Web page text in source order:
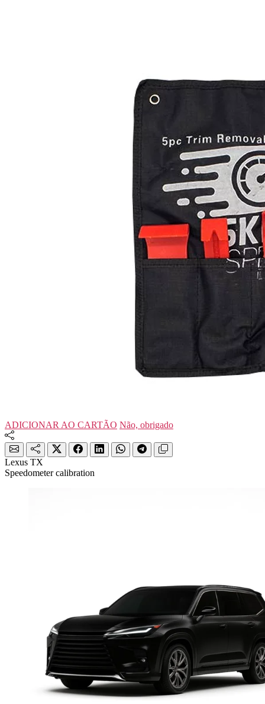
ADICIONAR AO CARTÃO Não, obrigado
Lexus TX
Speedometer calibration